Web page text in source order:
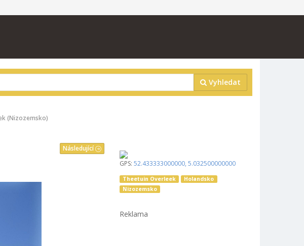
Vyhledat
(Nizozemsko)
Následující
GPS: 52.433333000000, 5.032500000000
Theetuin Overleek
Holandsko
Nizozemsko
Reklama